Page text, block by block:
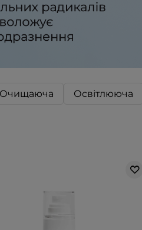
Очищаюча Освітлююча